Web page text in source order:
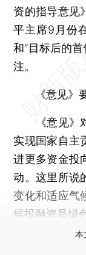
资的指导意见
平主席9月份
和”目标后的
注。
《意见》
《意见》对
实现国家自主
进更多资金投
动。这里所说
变化和适应气
候投融资是绿
本